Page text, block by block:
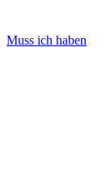
Muss ich haben